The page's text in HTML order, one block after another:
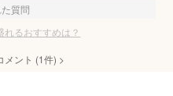
質問
るおすすめは？
メント (1件) >